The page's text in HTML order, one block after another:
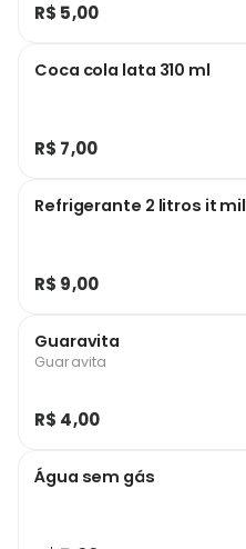
R$ 5,00
Coca cola lata 310 ml
R$ 7,00
Refrigerante 2 litros it mil
R$ 9,00
Guaravita
Guaravita
R$ 4,00
Água sem gás